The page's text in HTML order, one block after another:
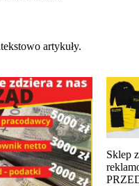
artykuły.
Sklep